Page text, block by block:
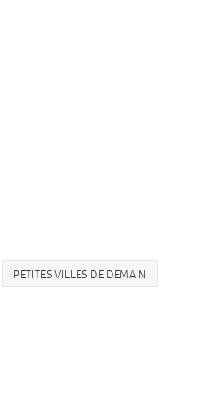
PETITES VILLES DE DEMAIN